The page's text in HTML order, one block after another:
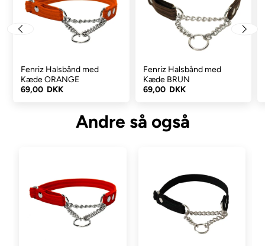
Large - Passer et halsmål mellem 45-65 cm. Bredden på
halsbåndet er 25 mm.
X-large - Passer et halsmål mellem 60-80 cm. Bredden på
Fenriz Halsbånd med
Kæde ORANGE
69,00 DKK
Fenriz Halsbånd med
Kæde BRUN
69,00 DKK
Andre så også